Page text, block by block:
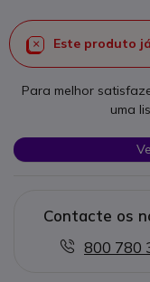
Este produto
Para melhor
uma
Contacte os
800 780